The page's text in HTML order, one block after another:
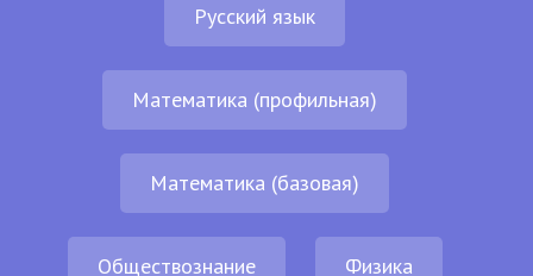
Русский язык
Математика (профильная)
Математика (базовая)
Обществознание Физика